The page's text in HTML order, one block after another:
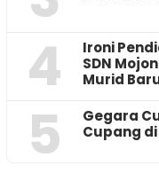
4
Ironi
SDN
Murid
5
‎Gegara
Cupang